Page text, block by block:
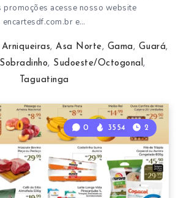
promoções acesse nosso website
encartesdf.com.br e…
Arniqueiras,Asa Norte, Gama , Guará,
Sobradinho, Sudoeste/Octogonal ,
Taguatinga
0 3554 2